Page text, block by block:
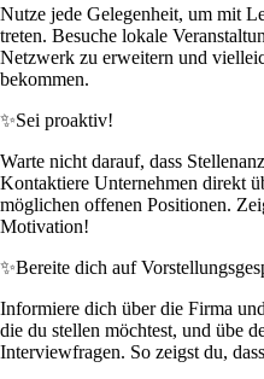
Nutze jede Gelegenheit, um mit
treten. Besuche lokale
Netzwerk zu erweitern und
bekommen.
✨Sei proaktiv!
Warte nicht darauf, dass
Kontaktiere Unternehmen direkt
möglichen offenen Positionen.
Motivation!
✨Bereite dich auf
Informiere dich über die Firma
die du stellen möchtest, und übe
Interviewfragen. So zeigst du,